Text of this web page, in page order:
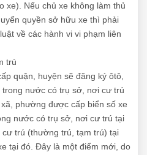
xe). Nếu chủ xe không làm thủ
quyền sở hữu xe thì phải
về các hành vi vi phạm liên
trú
quận, huyện sẽ đăng ký ôtô,
nước có trụ sở, nơi cư trú
phường được cấp biển số xe
nước có trụ sở, nơi cư trú tại
trú (thường trú, tạm trú) tại
tại đó. Đây là một điểm mới, do